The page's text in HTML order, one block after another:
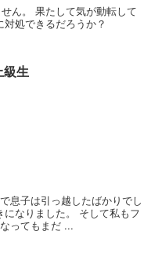
動転して
動くだろうか？ 冷静に対処できるだろうか？
級生
5年生になってもまだ ...